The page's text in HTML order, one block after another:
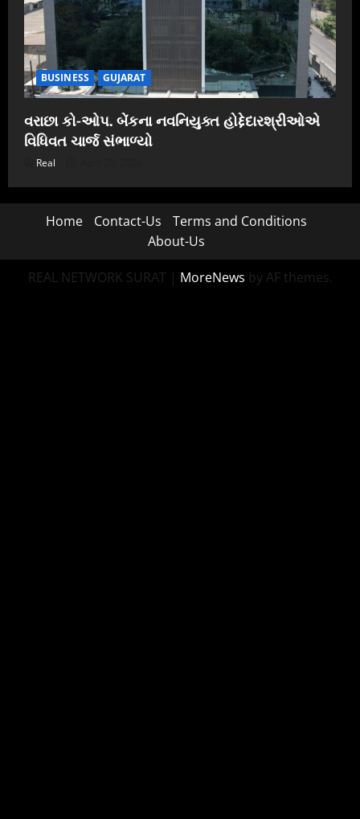
BUSINESS GUJARAT
વરાછા કો-ઓપ. બેંકના નવનિયુક્ત હોદ્દેદારશ્રીઓએ
વિધિવત ચાર્જ સંભાળ્યો
Real
Home Contact-Us
Terms and Conditions
About-Us
REAL NETWORK SURAT | MoreNews by AF themes.